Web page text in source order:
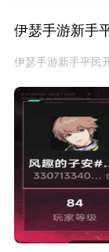
伊瑟手游新手
伊瑟手游新手平民